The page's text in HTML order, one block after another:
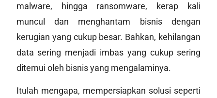
malware, hingga ransomware, kerap kali
muncul dan menghantam bisnis dengan
kerugian yang cukup besar. Bahkan, kehilangan
data sering menjadi imbas yang cukup sering
ditemui oleh bisnis yang mengalaminya.
Itulah mengapa, mempersiapkan solusi seperti